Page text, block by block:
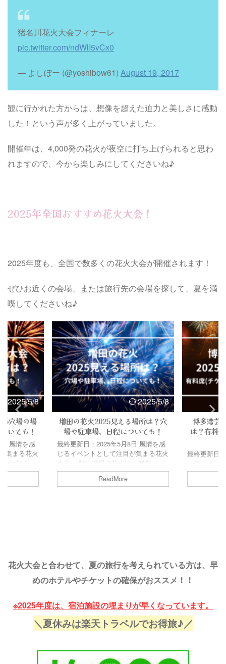
猪名川花火大会フィナーレ
pic.twitter.com/ndWlI5vCx0
— よしぼー (@yoshibow61) August 19, 2017
観に行かれた方からは、想像を超えた迫力と美しさに感動
した！という声が多く上がっていました。
開催年は、4,000発の花火が夜空に打ち上げられると思わ
れますので、今から楽しみにしてくださいね♪
2025年全国おすすめ花火大会！
2025年度も、全国で数多くの花火大会が開催されます！
ぜひお近くの会場、または旅行先の会場を探して、夏を満
喫してくださいね♪
2025/5/8
穴場の場
いても！
風情を感
集まる花火
大会は、
ことで、
の場所は
2025/5/8
増田の花火2025見える場所は？穴
場や駐車場、日程についても！
最終更新日：2025年5月8日 風情を感
じるイベントとして注目が集まる花火
大会。 特に増田の花火は、例年
50,000人の人出があることで、2025
年度も混雑が見込まれます。 混雑の
見える場所(穴場)はどこ？真人公園真
人山増 ...
ReadMore
博多湾芸
は？有料
最終更新日
大会。 特に
場スポット
についてま
多湾芸術花
花火大会と合わせて、夏の旅行を考えられている方は、早
めのホテルやチケットの確保がおススメ！！
※2025年度は、宿泊施設の埋まりが早くなっています。
＼夏休みは楽天トラベルでお得旅♪／